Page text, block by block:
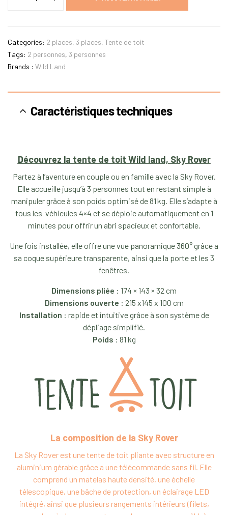
Categories: 2 places, 3 places, Tente de toit
Tags: 2 personnes, 3 personnes
Brands : Wild Land
Caractéristiques techniques
Découvrez la tente de toit Wild land, Sky Rover
Partez à l’aventure en couple ou en famille avec la Sky Rover.
Elle accueille jusqu’à 3 personnes tout en restant simple à
manipuler grâce à son poids optimisé de 81 kg. Elle s’adapte à
tous les véhicules 4×4 et se déploie automatiquement en 1
minutes pour offrir un abri spacieux et confortable.
Une fois installée, elle offre une vue panoramique 360° grâce a
sa coque supérieure transparente, ainsi que la porte et les 3
fenêtres.
Dimensions pliée : 174 × 143 × 32 cm
Dimensions ouverte : 215 x145 x 100 cm
Installation : rapide et intuitive grâce à son système de
dépliage simplifié.
Poids : 81 kg
La composition de la Sky Rover
La Sky Rover est une tente de toit pliante avec structure en
aluminium gérable grâce a une télécommande sans fil. Elle
comprend un matelas haute densité, une échelle
télescopique, une bâche de protection, un éclairage LED
intégré, ainsi que plusieurs rangements intérieurs (filets,